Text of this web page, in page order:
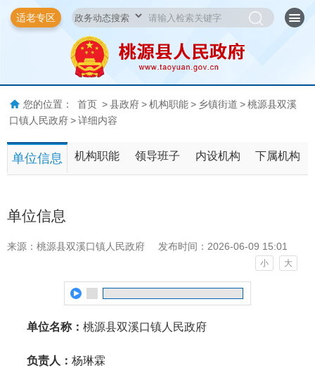
适老专区
您的位置： 首页 > 县政府 > 机构职能 > 乡镇街道 > 桃源县双溪
口镇人民政府 > 详细内容
单位信息 机构职能 领导班子 内设机构 下属机构
单位信息
来源：桃源县双溪口镇人民政府 发布时间：2026-06-09 15:01
小 大
单位名称： 桃源县双溪口镇人民政府
负责人： 杨琳霖